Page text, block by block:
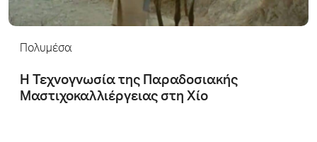
Πολυμέσα
Η Τεχνογνωσία της Παραδοσιακής
Μαστιχοκαλλιέργειας στη Χίο